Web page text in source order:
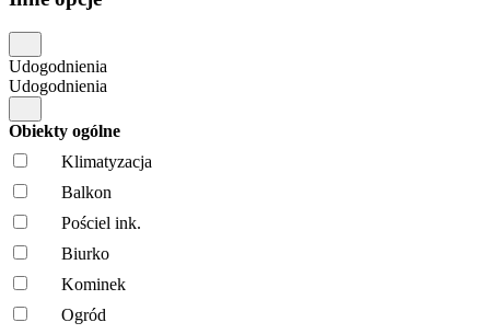
Udogodnienia
Udogodnienia
Obiekty ogólne
Klimatyzacja
Balkon
Pościel ink.
Biurko
Kominek
Ogród